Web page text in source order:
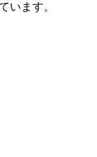
います。